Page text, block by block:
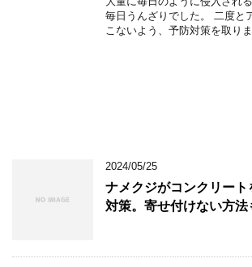
毎日うんざりでした。 二度と
こないよう、予防対策を取りま
2024/05/25
ナメクジがコンクリート
対策。寄せ付けない方法